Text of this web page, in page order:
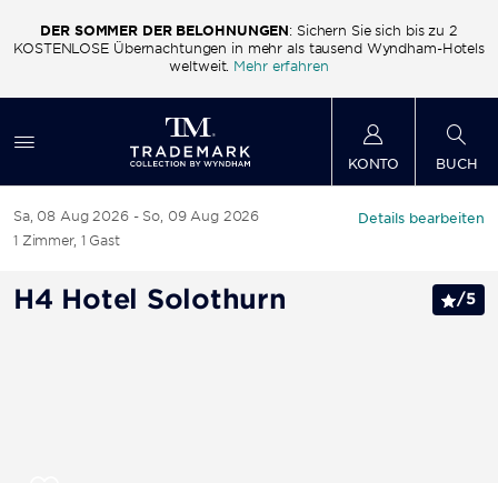
DER SOMMER DER BELOHNUNGEN: Sichern Sie sich bis zu 2
KOSTENLOSE Übernachtungen in mehr als tausend Wyndham-Hotels
weltweit. Mehr erfahren
KONTO BUCH
Sa, 08 Aug 2026
So, 09 Aug 2026
1 Zimmer, 1 Gast
Details bearbeiten
H4 Hotel Solothurn /5